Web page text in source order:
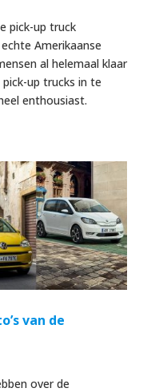
pick-up truck
Amerikaanse
al helemaal klaar
up trucks in te
enthousiast.
van de
over de